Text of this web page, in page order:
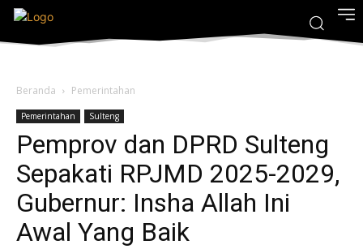
Beranda Pemerintahan
Pemerintahan Sulteng
Pemprov dan DPRD Sulteng
Sepakati RPJMD 2025-2029,
Gubernur: Insha Allah Ini
Awal Yang Baik